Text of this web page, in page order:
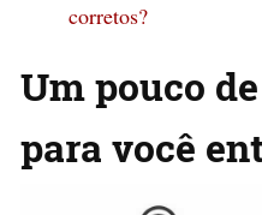
corretos?
Um pouco
para você